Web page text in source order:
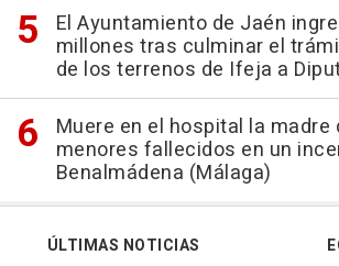
El Ayuntamiento de Jaén
millones tras culminar el
de los terrenos de Ifeja a
Muere en el hospital la madre
menores fallecidos en un
Benalmádena (Málaga)
ÚLTIMAS NOTICIAS